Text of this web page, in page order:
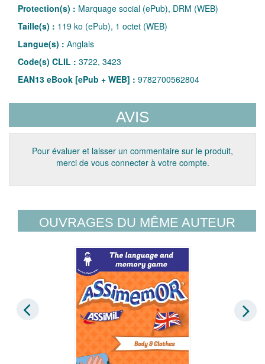
Protection(s) : Marquage social (ePub), DRM (WEB)
Taille(s) : 119 ko (ePub), 1 octet (WEB)
Langue(s) : Anglais
Code(s) CLIL : 3722, 3423
EAN13 eBook [ePub + WEB] : 9782700562804
AVIS
Pour évaluer et laisser un commentaire sur le produit,
merci de vous connecter à votre compte.
OUVRAGES DU MÊME AUTEUR